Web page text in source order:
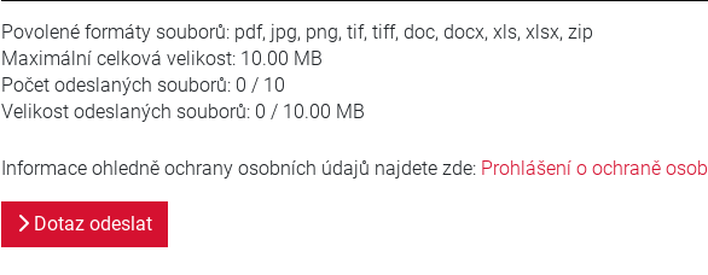
Povolené formáty souborů: pdf, jpg, png, tif, tiff, doc, docx, xls, xlsx, zip
Maximální celková velikost: 10.00 MB
Počet odeslaných souborů: 0 / 10
Velikost odeslaných souborů: 0 / 10.00 MB
Informace ohledně ochrany osobních údajů najdete zde: Prohlášení o ochraně
Dotaz odeslat